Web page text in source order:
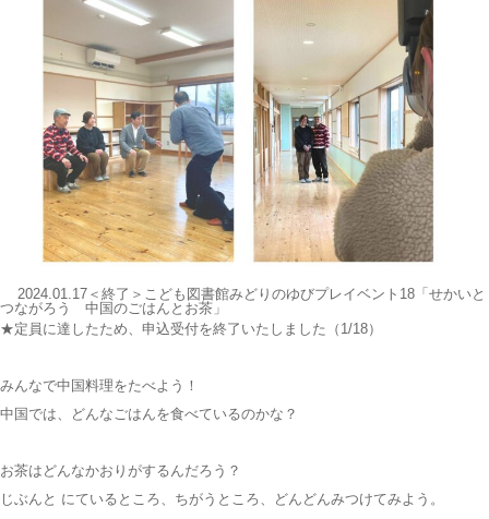
2024.01.17＜終了＞こども図書館みどりのゆびプレイベント18「せかいと
つながろう 中国のごはんとお茶」
★定員に達したため、申込受付を終了いたしました（1/18）
みんなで中国料理をたべよう！
中国では、どんなごはんを食べているのかな？
お茶はどんなかおりがするんだろう？
じぶんと にているところ、ちがうところ、どんどんみつけてみよう。